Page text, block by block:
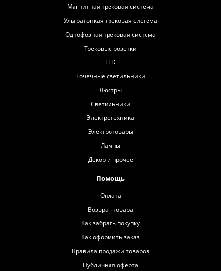
Магнитная трековая система
Ультратонкая трековая система
Однофозная трековая система
Трековые розетки
LED
Точечные светильники
Люстры
Светильники
Электротехника
Электротовары
Лампы
Декор и прочее
Помощь
Оплата
Возврат товара
Как забрать покупку
Как оформить заказ
Правила продажи товаров
Публичная оферта